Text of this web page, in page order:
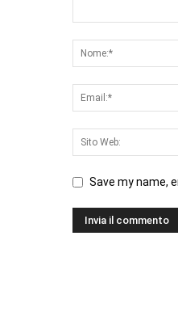
Save my name,